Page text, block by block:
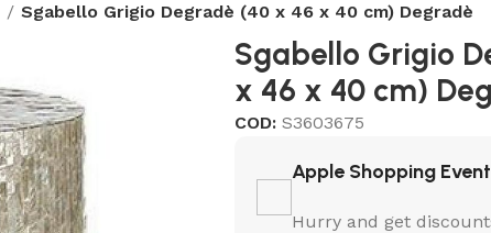
Sgabello Grigio Degradè (40 x 46 x 40 cm) Degradè
Sgabello Grigio
x 46 x 40 cm)
COD: S3603675
Apple Shopping Event
Hurry and get